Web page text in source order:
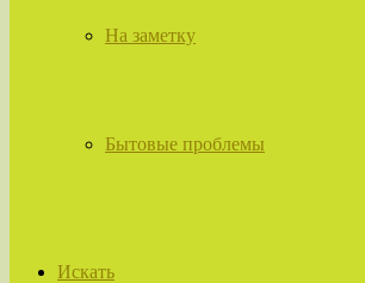
На заметку
Бытовые проблемы
Искать